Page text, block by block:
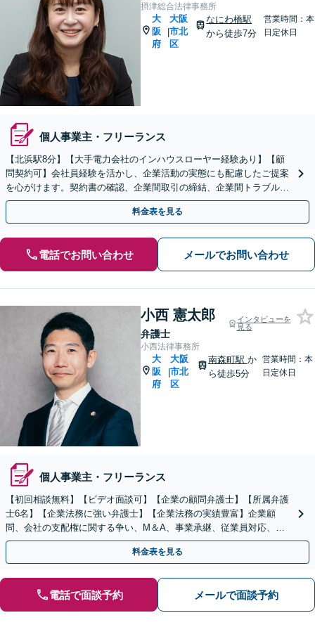
摂津総合法律事務所
大
阪
府
|
大阪
市北
区
なにわ橋駅
から徒歩7分
営業時間：本
日定休日
個人事業主・フリーランス
【北浜駅8分】【大手電力会社のインハウスローヤー経験あり】【顧
問契約可】会社員経験を活かし、企業活動の実態にも配慮したご提案
を心がけます。契約書の確認、企業間取引の締結、企業間トラブル、
不動産取引などお任せください【夜間相談可】
料金表を見る
電話でお問い合わせ メールでお問い合わせ
小西 憲太郎
弁護士
インタビューを
見る
小西法律事務所
大
阪
府
|
大阪
市北
区
南森町駅 か
ら徒歩5分
営業時間：本
日定休日
個人事業主・フリーランス
【初回相談無料】【ビデオ面談可】【企業の顧問弁護士】【所属弁護
士6名】【企業法務に強い弁護士】【企業法務の実績豊富】企業顧
問、会社の支配権に関する争い、M＆A、事業承継、従業員対応、取
引先とトラブル、債権回収等につき豊富な対応実績
料金表を見る
電話で面談予約 メールで面談予約